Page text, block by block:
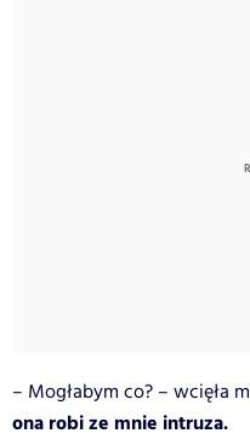
– Mogłabym co? – wcięła
ona robi ze mnie intruza.